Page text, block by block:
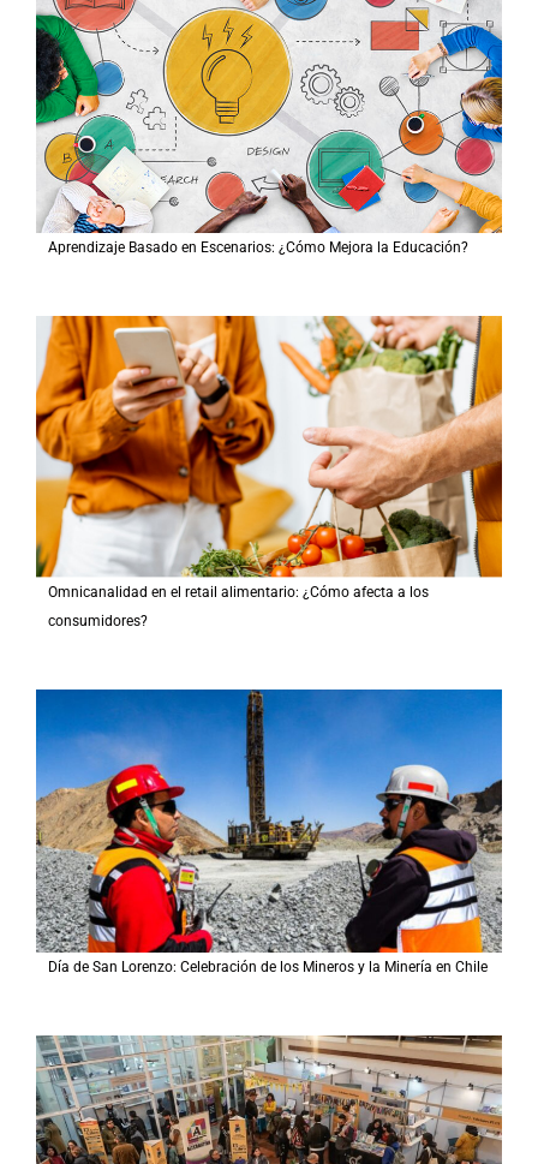
Aprendizaje Basado en Escenarios: ¿Cómo Mejora la Educación?
Omnicanalidad en el retail alimentario: ¿Cómo afecta a los
consumidores?
Día de San Lorenzo: Celebración de los Mineros y la Minería en Chile